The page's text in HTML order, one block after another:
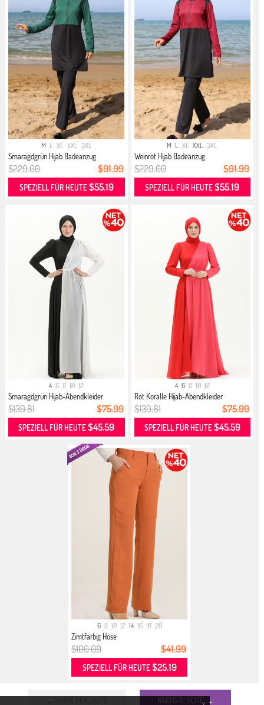
M L XL XXL 3XL
Smaragdgrün Hijab Badeanzug
$229.00 $91.99
SPEZIELL FÜR HEUTE$55.19
M L XL XXL 3XL
Weinrot Hijab Badeanzug
$229.00 $91.99
SPEZIELL FÜR HEUTE$55.19
4 6 8 10 12
Smaragdgrün Hijab-Abendkleider
$139.81 $75.99
SPEZIELL FÜR HEUTE$45.59
4 6 8 10 12
Rot Koralle Hijab-Abendkleider
$139.81 $75.99
SPEZIELL FÜR HEUTE$45.59
6 8 10 12 14 16 18 20
Zimtfarbig Hose
$100.00 $41.99
SPEZIELL FÜR HEUTE$25.19
NÄCHSTE SEITE →